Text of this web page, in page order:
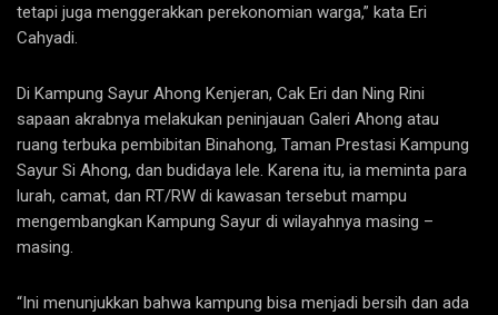
tetapi juga menggerakkan perekonomian warga,” kata Eri
Cahyadi.
Di Kampung Sayur Ahong Kenjeran, Cak Eri dan Ning Rini
sapaan akrabnya melakukan peninjauan Galeri Ahong atau
ruang terbuka pembibitan Binahong, Taman Prestasi Kampung
Sayur Si Ahong, dan budidaya lele. Karena itu, ia meminta para
lurah, camat, dan RT/RW di kawasan tersebut mampu
mengembangkan Kampung Sayur di wilayahnya masing –
masing.
“Ini menunjukkan bahwa kampung bisa menjadi bersih dan ada